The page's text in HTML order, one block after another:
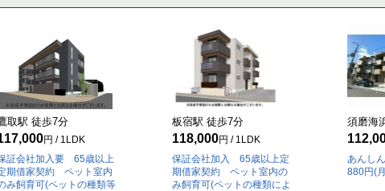
取駅 徒歩7分
円 / 1LDK
証会社加入要 65歳以上
期借家契約 ペット室内
み飼育可(ペットの種類等
板宿駅 徒歩7分
118,000円 / 1LDK
保証会社加入 65歳以上定
期借家契約 ペット室内の
み飼育可(ペットの種類によ
須磨海
あんし
880円(